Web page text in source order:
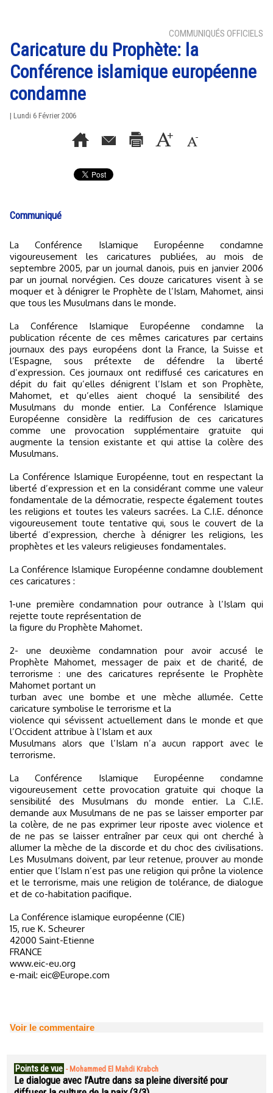
COMMUNIQUÉS OFFICIELS
Caricature du Prophète: la
Conférence islamique européenne
condamne
| Lundi 6 Février 2006
Communiqué
La Conférence Islamique Européenne condamne
vigoureusement les caricatures publiées, au mois de
septembre 2005, par un journal danois, puis en janvier 2006
par un journal norvégien. Ces douze caricatures visent à se
moquer et à dénigrer le Prophète de l’Islam, Mahomet, ainsi
que tous les Musulmans dans le monde.
La Conférence Islamique Européenne condamne la
publication récente de ces mêmes caricatures par certains
journaux des pays européens dont la France, la Suisse et
l’Espagne, sous prétexte de défendre la liberté
d’expression. Ces journaux ont rediffusé ces caricatures en
dépit du fait qu’elles dénigrent l’Islam et son Prophète,
Mahomet, et qu’elles aient choqué la sensibilité des
Musulmans du monde entier. La Conférence Islamique
Européenne considère la rediffusion de ces caricatures
comme une provocation supplémentaire gratuite qui
augmente la tension existante et qui attise la colère des
Musulmans.
La Conférence Islamique Européenne, tout en respectant la
liberté d’expression et en la considérant comme une valeur
fondamentale de la démocratie, respecte également toutes
les religions et toutes les valeurs sacrées. La C.I.E. dénonce
vigoureusement toute tentative qui, sous le couvert de la
liberté d’expression, cherche à dénigrer les religions, les
prophètes et les valeurs religieuses fondamentales.
La Conférence Islamique Européenne condamne doublement
ces caricatures :
1-une première condamnation pour outrance à l’Islam qui
rejette toute représentation de
la figure du Prophète Mahomet.
2- une deuxième condamnation pour avoir accusé le
Prophète Mahomet, messager de paix et de charité, de
terrorisme : une des caricatures représente le Prophète
Mahomet portant un
turban avec une bombe et une mèche allumée. Cette
caricature symbolise le terrorisme et la
violence qui sévissent actuellement dans le monde et que
l’Occident attribue à l’Islam et aux
Musulmans alors que l’Islam n’a aucun rapport avec le
terrorisme.
La Conférence Islamique Européenne condamne
vigoureusement cette provocation gratuite qui choque la
sensibilité des Musulmans du monde entier. La C.I.E.
demande aux Musulmans de ne pas se laisser emporter par
la colère, de ne pas exprimer leur riposte avec violence et
de ne pas se laisser entraîner par ceux qui ont cherché à
allumer la mèche de la discorde et du choc des civilisations.
Les Musulmans doivent, par leur retenue, prouver au monde
entier que l’Islam n’est pas une religion qui prône la violence
et le terrorisme, mais une religion de tolérance, de dialogue
et de co-habitation pacifique.
La Conférence islamique européenne (CIE)
15, rue K. Scheurer
42000 Saint-Etienne
FRANCE
www.eic-eu.org
e-mail: eic@Europe.com
Voir le commentaire
Points de vue - Mohammed El Mahdi Krabch
Le dialogue avec l’Autre dans sa pleine diversité pour